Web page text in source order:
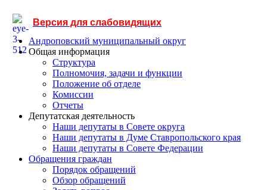
Версия для слабовидящих
Андроповский муниципальный округ
Общая информация
Структура
Полномочия, задачи и функции
Положение об отделе
Комиссии
Отчеты
Депутатская деятельность
Наши депутаты в Совете округа
Наши депутаты в Думе Ставропольского края
Наши депутаты в Совете Федерации
Обращения граждан
Порядок обращений
Обзор обращений